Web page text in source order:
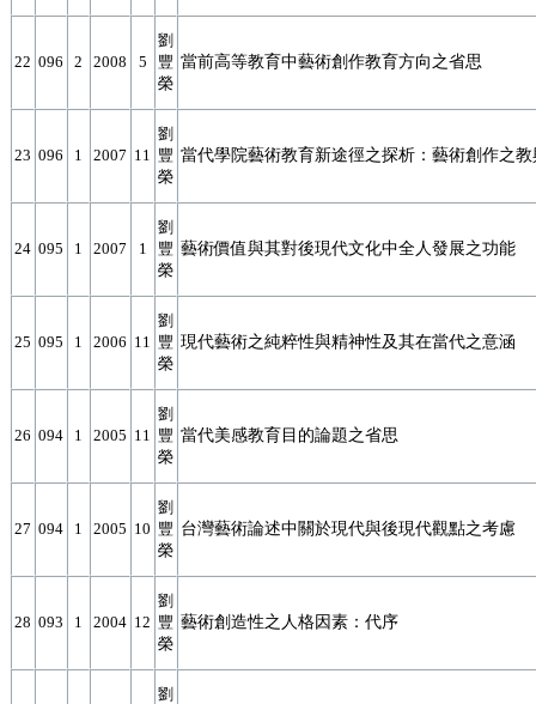
22 096 2 2008 5
劉
豐
榮
當前高等教育中藝術創作教育方向之省思
23 096 1 2007 11
劉
豐
榮
當代學院藝術教育新途徑之探析：藝術創作之教
24 095 1 2007 1
劉
豐
榮
藝術價值與其對後現代文化中全人發展之功能
25 095 1 2006 11
劉
豐
榮
現代藝術之純粹性與精神性及其在當代之意涵
26 094 1 2005 11
劉
豐
榮
當代美感教育目的論題之省思
27 094 1 2005 10
劉
豐
榮
台灣藝術論述中關於現代與後現代觀點之考慮
28 093 1 2004 12
劉
豐
榮
藝術創造性之人格因素：代序
劉